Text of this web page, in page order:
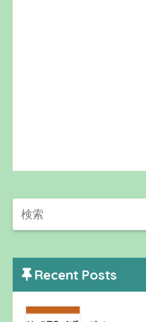
Recent Posts